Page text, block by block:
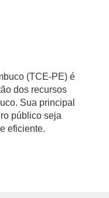
(TCE-PE) é
dos recursos
Sua principal
público seja
eficiente.